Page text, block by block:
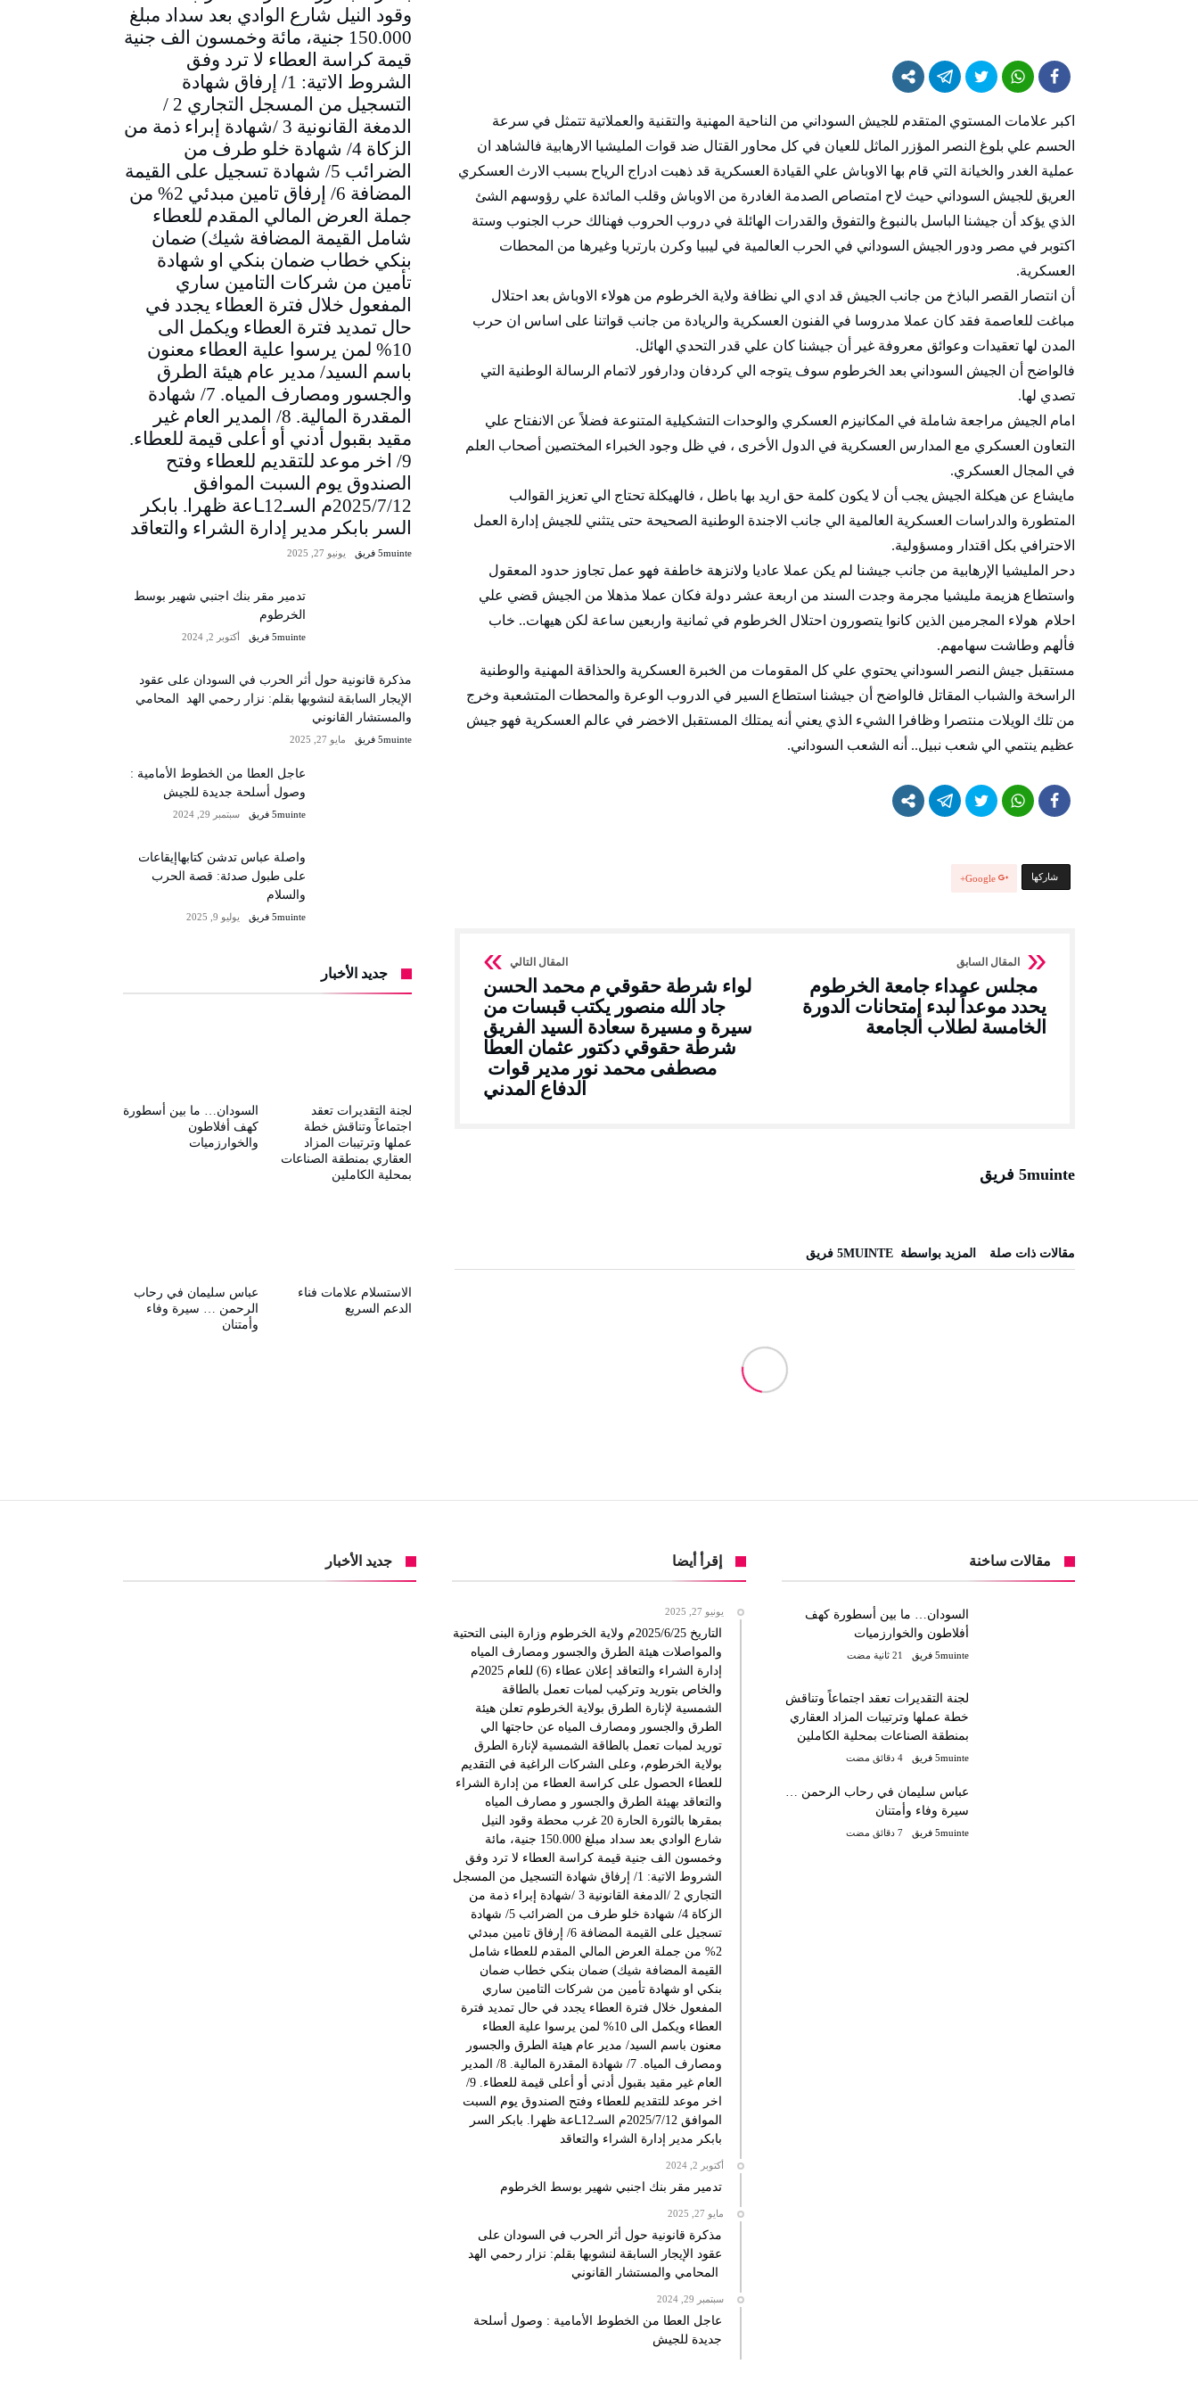
اكبر علامات المستوي المتقدم للجيش السوداني من الناحية المهنية والتقنية والعملاتية تتمثل في سرعة
الحسم علي بلوغ النصر المؤزر الماثل للعيان في كل محاور القتال ضد قوات المليشيا الارهابية فالشاهد ان
عملية الغدر والخيانة التي قام بها الاوباش علي القيادة العسكرية قد ذهبت ادراج الرياح بسبب الارث العسكري
العريق للجيش السوداني حيث لاح امتصاص الصدمة الغادرة من الاوباش وقلب المائدة علي رؤوسهم الشئ
الذي يؤكد أن جيشنا الباسل بالنبوغ والتفوق والقدرات الهائلة في دروب الحروب فهنالك حرب الجنوب وستة
اكتوبر في مصر ودور الجيش السوداني في الحرب العالمية في ليبيا وكرن بارتريا وغيرها من المحطات
العسكرية.
أن انتصار القصر الباذخ من جانب الجيش قد ادي الي نظافة ولاية الخرطوم من هولاء الاوباش بعد احتلال
مباغت للعاصمة فقد كان عملا مدروسا في الفنون العسكرية والريادة من جانب قواتنا على اساس ان حرب
المدن لها تعقيدات وعوائق معروفة غير أن جيشنا كان علي قدر التحدي الهائل.
فالواضح أن الجيش السوداني بعد الخرطوم سوف يتوجه الي كردفان ودارفور لاتمام الرسالة الوطنية التي
تصدي لها.
امام الجيش مراجعة شاملة في المكانيزم العسكري والوحدات التشكيلية المتنوعة فضلاً عن الانفتاح علي
التعاون العسكري مع المدارس العسكرية في الدول الأخرى ، في ظل وجود الخبراء المختصين أصحاب العلم
في المجال العسكري.
مايشاع عن هيكلة الجيش يجب أن لا يكون كلمة حق اريد بها باطل ، فالهيكلة تحتاج الي تعزيز القوالب
المتطورة والدراسات العسكرية العالمية الي جانب الاجندة الوطنية الصحيحة حتى يتثني للجيش إدارة العمل
الاحترافي بكل اقتدار ومسؤولية.
دحر المليشيا الإرهابية من جانب جيشنا لم يكن عملا عاديا ولانزهة خاطفة فهو عمل تجاوز حدود المعقول
واستطاع هزيمة مليشيا مجرمة وجدت السند من اربعة عشر دولة فكان عملا مذهلا من الجيش قضي علي
احلام هولاء المجرمين الذين كانوا يتصورون احتلال الخرطوم في ثمانية واربعين ساعة لكن هيهات.. خاب
فألهم وطاشت سهامهم.
مستقبل جيش النصر السوداني يحتوي علي كل المقومات من الخبرة العسكرية والحذاقة المهنية والوطنية
الراسخة والشباب المقاتل فالواضح أن جيشنا استطاع السير في الدروب الوعرة والمحطات المتشعبة وخرج
من تلك الويلات منتصرا وظافرا الشيء الذي يعني أنه يمتلك المستقبل الاخضر في عالم العسكرية فهو جيش
عظيم ينتمي الي شعب نبيل.. أنه الشعب السوداني.
‫‫ شاركها‬ Google+
مجلس عمداء جامعة الخرطوم
يحدد موعداً لبدء إمتحانات الدورة
الخامسة لطلاب الجامعة
لواء شرطة حقوقي م محمد الحسن
جاد الله منصور يكتب قبسات من
سيرة و مسيرة سعادة السيد الفريق
شرطة حقوقي دكتور عثمان العطا
مصطفى محمد نور مدير قوات
الدفاع المدني
5muinte فريق
‫مقالات ذات صلة‬ ‫‫المزيد بواسطة‬ ‬ 5MUINTE فريق
وقود النيل شارع الوادي بعد سداد مبلغ
150.000 جنية، مائة وخمسون الف جنية
قيمة كراسة العطاء لا ترد وفق
الشروط الاتية: 1/ إرفاق شهادة
التسجيل من المسجل التجاري 2 /
الدمغة القانونية 3 /شهادة إبراء ذمة من
الزكاة 4/ شهادة خلو طرف من
الضرائب 5/ شهادة تسجيل على القيمة
المضافة 6/ إرفاق تامين مبدئي 2% من
جملة العرض المالي المقدم للعطاء
شامل القيمة المضافة شيك) ضمان
بنكي خطاب ضمان بنكي او شهادة
تأمين من شركات التامين ساري
المفعول خلال فترة العطاء يجدد في
حال تمديد فترة العطاء ويكمل الى
10% لمن يرسوا علية العطاء معنون
باسم السيد/ مدير عام هيئة الطرق
والجسور ومصارف المياه. 7/ شهادة
المقدرة المالية. 8/ المدير العام غير
مقيد بقبول أدني أو أعلى قيمة للعطاء.
9/ اخر موعد للتقديم للعطاء وفتح
الصندوق يوم السبت الموافق
2025/7/12م السـ12ـاعة ظهرا. بابكر
السر بابكر مدير إدارة الشراء والتعاقد
5muinte فريق يونيو 27, 2025
تدمير مقر بنك اجنبي شهير بوسط
الخرطوم
5muinte فريق أكتوبر 2, 2024
مذكرة قانونية حول أثر الحرب في السودان على عقود
الإيجار السابقة لنشوبها بقلم: نزار رحمي الهد المحامي
والمستشار القانوني
5muinte فريق مايو 27, 2025
عاجل العطا من الخطوط الأمامية :
وصول أسلحة جديدة للجيش
5muinte فريق سبتمبر 29, 2024
واصلة عباس تدشن كتابهاإيقاعات
على طبول صدئة: قصة الحرب
والسلام
5muinte فريق يوليو 9, 2025
جديد الأخبار
السودان… ما بين أسطورة
كهف أفلاطون
والخوارزميات
لجنة التقديرات تعقد
اجتماعاً وتناقش خطة
عملها وترتيبات المزاد
العقاري بمنطقة الصناعات
بمحلية الكاملين
عباس سليمان في رحاب
الرحمن … سيرة وفاء
وأمتنان
الاستسلام علامات فناء
الدعم السريع
مقالات ساخنة
السودان… ما بين أسطورة كهف
أفلاطون والخوارزميات
5muinte فريق
لجنة التقديرات تعقد اجتماعاً وتناقش
خطة عملها وترتيبات المزاد العقاري
بمنطقة الصناعات بمحلية الكاملين
5muinte فريق
عباس سليمان في رحاب الرحمن …
سيرة وفاء وأمتنان
5muinte فريق
إقرأ أيضا
يونيو 27, 2025
التاريخ 2025/6/25م ولاية الخرطوم وزارة البنى التحتية
والمواصلات هيئة الطرق والجسور ومصارف المياه
إدارة الشراء والتعاقد إعلان عطاء (6) للعام 2025م
والخاص بتوريد وتركيب لمبات تعمل بالطاقة
الشمسية لإنارة الطرق بولاية الخرطوم تعلن هيئة
الطرق والجسور ومصارف المياه عن حاجتها الي
توريد لمبات تعمل بالطاقة الشمسية لإنارة الطرق
بولاية الخرطوم، وعلى الشركات الراغبة في التقديم
للعطاء الحصول على كراسة العطاء من إدارة الشراء
والتعاقد بهيئة الطرق والجسور و مصارف المياه
بمقرها بالثورة الحارة 20 غرب محطة وقود النيل
شارع الوادي بعد سداد مبلغ 150.000 جنية، مائة
وخمسون الف جنية قيمة كراسة العطاء لا ترد وفق
الشروط الاتية: 1/ إرفاق شهادة التسجيل من المسجل
التجاري 2 /الدمغة القانونية 3 /شهادة إبراء ذمة من
الزكاة 4/ شهادة خلو طرف من الضرائب 5/ شهادة
تسجيل على القيمة المضافة 6/ إرفاق تامين مبدئي
2% من جملة العرض المالي المقدم للعطاء شامل
القيمة المضافة شيك) ضمان بنكي خطاب ضمان
بنكي او شهادة تأمين من شركات التامين ساري
المفعول خلال فترة العطاء يجدد في حال تمديد فترة
العطاء ويكمل الى 10% لمن يرسوا علية العطاء
معنون باسم السيد/ مدير عام هيئة الطرق والجسور
ومصارف المياه. 7/ شهادة المقدرة المالية. 8/ المدير
العام غير مقيد بقبول أدني أو أعلى قيمة للعطاء. 9/
اخر موعد للتقديم للعطاء وفتح الصندوق يوم السبت
الموافق 2025/7/12م السـ12ـاعة ظهرا. بابكر السر
بابكر مدير إدارة الشراء والتعاقد
أكتوبر 2, 2024
تدمير مقر بنك اجنبي شهير بوسط الخرطوم
مايو 27, 2025
مذكرة قانونية حول أثر الحرب في السودان على
عقود الإيجار السابقة لنشوبها بقلم: نزار رحمي الهد
المحامي والمستشار القانوني
سبتمبر 29, 2024
عاجل العطا من الخطوط الأمامية : وصول أسلحة
جديدة للجيش
جديد الأخبار